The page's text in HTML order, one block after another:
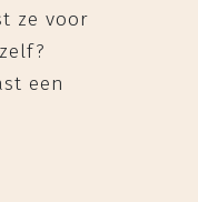
ze voor
een